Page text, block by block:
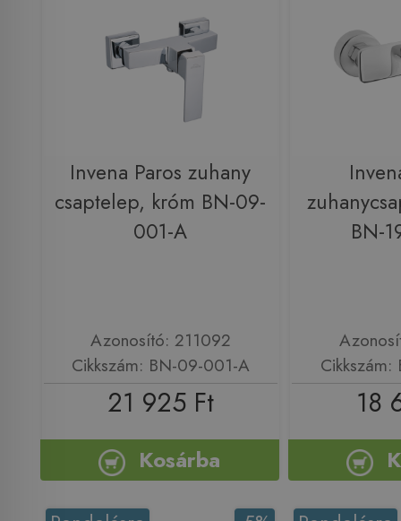
Invena Paros zuhany
csaptelep, króm BN-09-
001-A
Azonosító: 211092
Cikkszám: BN-09-001-A
21 925 Ft
Kosárba
BN-
18